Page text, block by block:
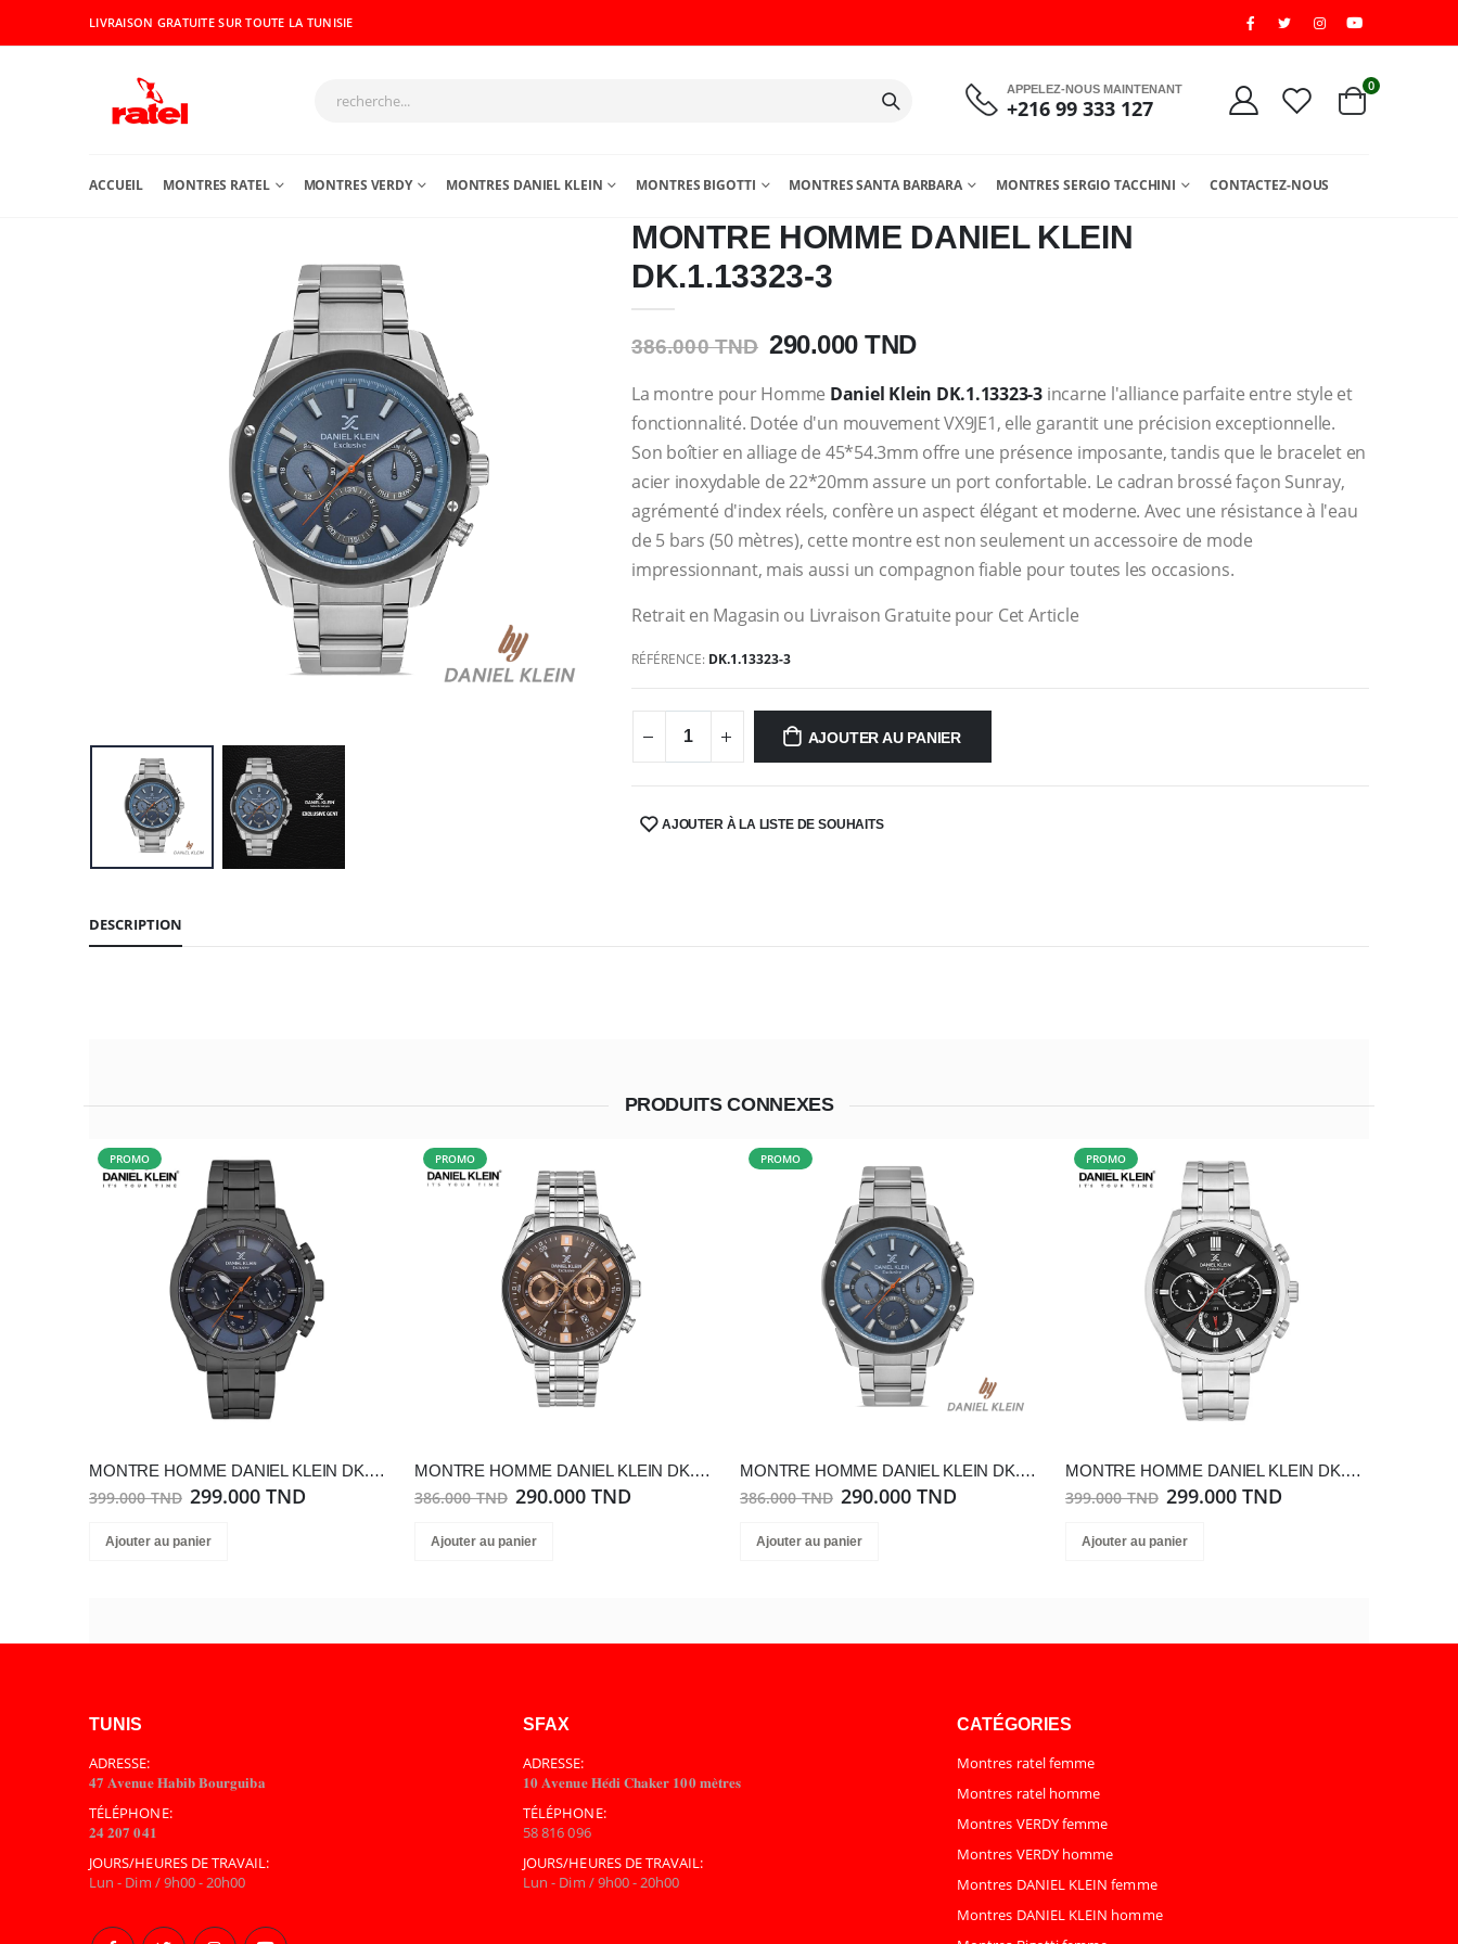
LIVRAISON GRATUITE SUR TOUTE LA TUNISIE
APPELEZ-NOUS MAINTENANT
+216 99 333 127
0
ACCUEIL MONTRES RATEL MONTRES VERDY MONTRES DANIEL KLEIN MONTRES BIGOTTI MONTRES SANTA BARBARA MONTRES SERGIO TACCHINI CONTACTEZ-NOUS
MONTRE HOMME DANIEL KLEIN
DK.1.13323-3
386.000 TND 290.000 TND
La montre pour Homme Daniel Klein DK.1.13323-3incarne l'alliance parfaite entre style et
fonctionnalité. Dotée d'un mouvement VX9JE1, elle garantit une précision exceptionnelle.
Son boîtier en alliage de 45*54.3mm offre une présence imposante, tandis que le bracelet en
acier inoxydable de 22*20mm assure un port confortable. Le cadran brossé façon Sunray,
agrémenté d'index réels, confère un aspect élégant et moderne. Avec une résistance à l'eau
de 5 bars (50 mètres), cette montre est non seulement un accessoire de mode
impressionnant, mais aussi un compagnon fiable pour toutes les occasions.
Retrait en Magasin ou Livraison Gratuite pour Cet Article
RÉFÉRENCE: DK.1.13323-3
AJOUTER AU PANIER
SHARE:AJOUTER À LA LISTE DE SOUHAITS
DESCRIPTION
PRODUITS CONNEXES
PROMO
MONTRE HOMME DANIEL KLEIN DK.1.13793-4
399.000 TND 299.000 TND
Ajouter au panier
PROMO
MONTRE HOMME DANIEL KLEIN DK.1.13548-3
386.000 TND 290.000 TND
Ajouter au panier
PROMO
MONTRE HOMME DANIEL KLEIN DK.1.13323-3
386.000 TND 290.000 TND
Ajouter au panier
PROMO
MONTRE HOMME DANIEL KLEIN DK.1.13793-1
399.000 TND 299.000 TND
Ajouter au panier
TUNIS
ADRESSE:
𝟒𝟕 𝐀𝐯𝐞𝐧𝐮𝐞 𝐇𝐚𝐛𝐢𝐛 𝐁𝐨𝐮𝐫𝐠𝐮𝐢𝐛𝐚
TÉLÉPHONE:
𝟐𝟒 𝟐𝟎𝟕 𝟎𝟒𝟏
JOURS/HEURES DE TRAVAIL:
Lun - Dim / 9h00 - 20h00
SFAX
ADRESSE:
𝟏𝟎 𝐀𝐯𝐞𝐧𝐮𝐞 𝐇𝐞́𝐝𝐢 𝐂𝐡𝐚𝐤𝐞𝐫 𝟏𝟎𝟎 𝐦𝐞̀𝐭𝐫𝐞𝐬
TÉLÉPHONE:
58 816 096
JOURS/HEURES DE TRAVAIL:
Lun - Dim / 9h00 - 20h00
CATÉGORIES
Montres ratel femme
Montres ratel homme
Montres VERDY femme
Montres VERDY homme
Montres DANIEL KLEIN femme
Montres DANIEL KLEIN homme